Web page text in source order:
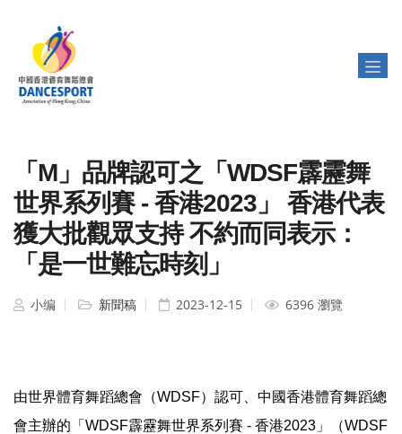
「M」品牌認可之「WDSF霹靂舞
世界系列賽 - 香港2023」 香港代表
獲大批觀眾支持 不約而同表示：
「是一世難忘時刻」
小编 新聞稿 2023-12-15 6396 瀏覽
由世界體育舞蹈總會（WDSF）認可、中國香港體育舞蹈總
會主辦的「WDSF霹靂舞世界系列賽 - 香港2023」（WDSF